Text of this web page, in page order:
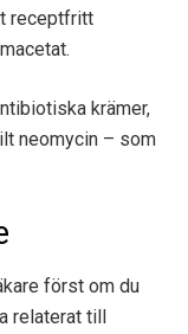
receptfritt
krämer,
neomycin – som
först om du
relaterat till